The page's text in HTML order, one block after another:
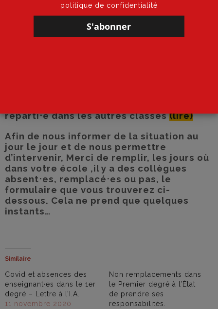
COVID QUESTIONNAIRE ABSENCES NON REMPLACÉES
réparti⋅e dans les autres classes(lire)
Afin de nous informer de la situation au
jour le jour et de nous permettre
d’intervenir, Merci de remplir, les jours où
dans votre école ,il y a des collègues
absent⋅es, remplacé⋅es ou pas, le
formulaire que vous trouverez ci-
dessous. Cela ne prend que quelques
instants…
Similaire
Covid et absences des
enseignant·es dans le 1er
degré – Lettre à l’I.A.
11 novembre 2020
Non remplacements dans
le Premier degré à l’État
de prendre ses
responsabilités.
politique de confidentialité